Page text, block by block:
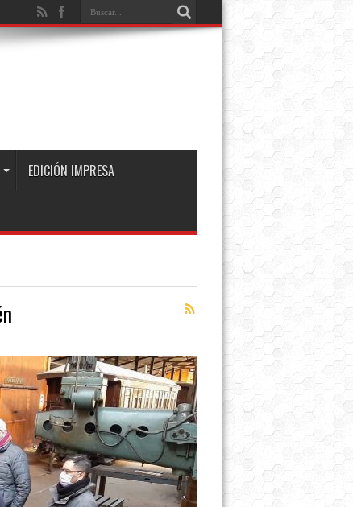
EDICIÓN IMPRESA